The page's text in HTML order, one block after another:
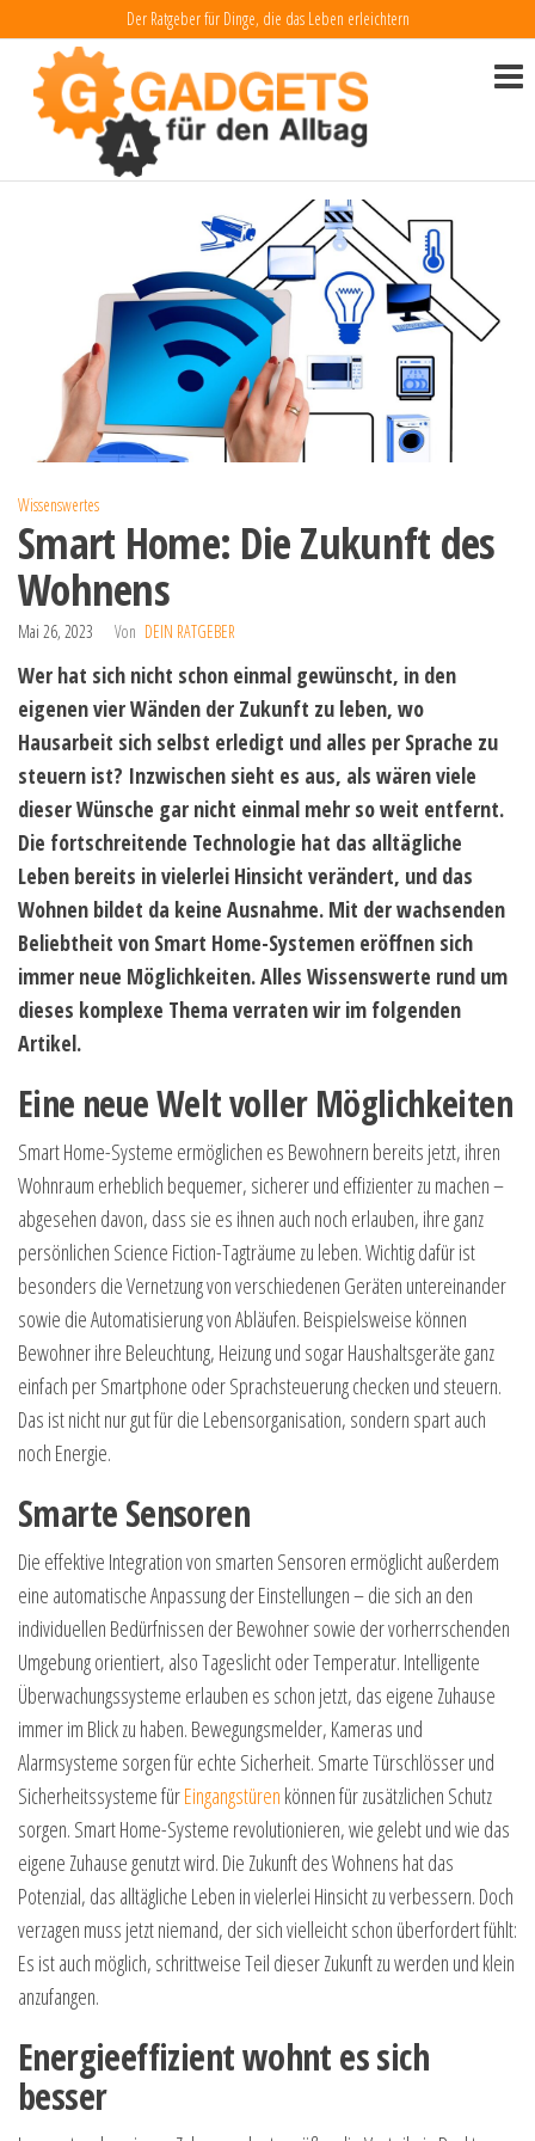
Inhalt
springen
Der Ratgeber für Dinge, die das Leben erleichtern
Gadgets
Wissenswertes
Smart Home: Die Zukunft des
Wohnens
Mai 26, 2023 Von DEIN RATGEBER
Wer hat sich nicht schon einmal gewünscht, in den
eigenen vier Wänden der Zukunft zu leben, wo
Hausarbeit sich selbst erledigt und alles per Sprache zu
steuern ist? Inzwischen sieht es aus, als wären viele
dieser Wünsche gar nicht einmal mehr so weit entfernt.
Die fortschreitende Technologie hat das alltägliche
Leben bereits in vielerlei Hinsicht verändert, und das
Wohnen bildet da keine Ausnahme. Mit der wachsenden
Beliebtheit von Smart Home-Systemen eröffnen sich
immer neue Möglichkeiten. Alles Wissenswerte rund um
dieses komplexe Thema verraten wir im folgenden
Artikel.
Eine neue Welt voller Möglichkeiten
Smart Home-Systeme ermöglichen es Bewohnern bereits jetzt, ihren
Wohnraum erheblich bequemer, sicherer und effizienter zu machen –
abgesehen davon, dass sie es ihnen auch noch erlauben, ihre ganz
persönlichen Science Fiction-Tagträume zu leben. Wichtig dafür ist
besonders die Vernetzung von verschiedenen Geräten untereinander
sowie die Automatisierung von Abläufen. Beispielsweise können
Bewohner ihre Beleuchtung, Heizung und sogar Haushaltsgeräte ganz
einfach per Smartphone oder Sprachsteuerung checken und steuern.
Das ist nicht nur gut für die Lebensorganisation, sondern spart auch
noch Energie.
Smarte Sensoren
Die effektive Integration von smarten Sensoren ermöglicht außerdem
eine automatische Anpassung der Einstellungen – die sich an den
individuellen Bedürfnissen der Bewohner sowie der vorherrschenden
Umgebung orientiert, also Tageslicht oder Temperatur. Intelligente
Überwachungssysteme erlauben es schon jetzt, das eigene Zuhause
immer im Blick zu haben. Bewegungsmelder, Kameras und
Alarmsysteme sorgen für echte Sicherheit. Smarte Türschlösser und
Sicherheitssysteme fürEingangstüren können für zusätzlichen Schutz
sorgen. Smart Home-Systeme revolutionieren, wie gelebt und wie das
eigene Zuhause genutzt wird. Die Zukunft des Wohnens hat das
Potenzial, das alltägliche Leben in vielerlei Hinsicht zu verbessern. Doch
verzagen muss jetzt niemand, der sich vielleicht schon überfordert fühlt:
Es ist auch möglich, schrittweise Teil dieser Zukunft zu werden und klein
anzufangen.
Energieeffizient wohnt es sich
besser